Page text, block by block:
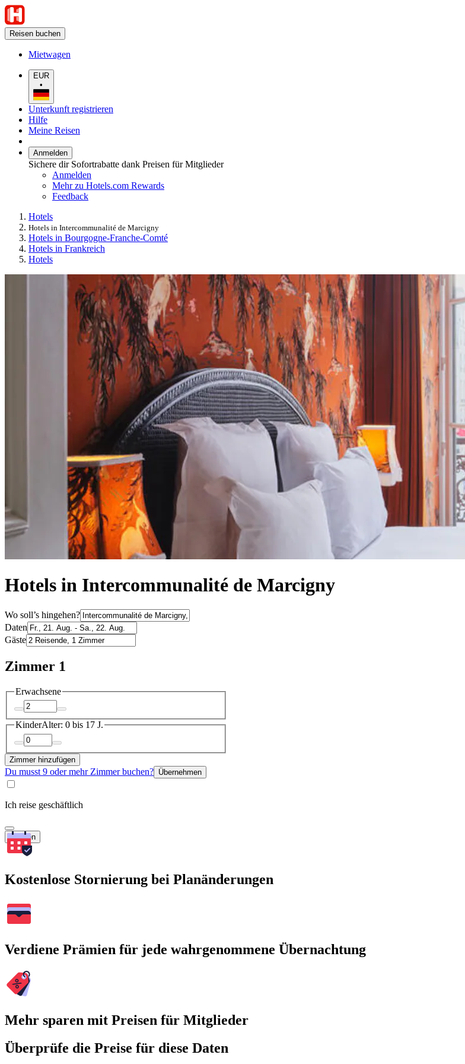
Reisen buchen
Mietwagen
EUR
•
Unterkunft registrieren
Hilfe
Meine Reisen
Anmelden
Sichere dir Sofortrabatte dank Preisen für Mitglieder
Anmelden
Mehr zu Hotels.com Rewards
Feedback
Hotels
Hotels in Intercommunalité de Marcigny
Hotels in Bourgogne-Franche-Comté
Hotels in Frankreich
Hotels
Hotels in Intercommunalité de Marcigny
Wo soll’s hingehen?
Daten
Gäste
Zimmer 1
Erwachsene
KinderAlter: 0 bis 17 J.
Zimmer hinzufügen
Du musst 9 oder mehr Zimmer buchen? Übernehmen
Ich reise geschäftlich
Suchen
Kostenlose Stornierung bei Planänderungen
Verdiene Prämien für jede wahrgenommene Übernachtung
Mehr sparen mit Preisen für Mitglieder
Überprüfe die Preise für diese Daten